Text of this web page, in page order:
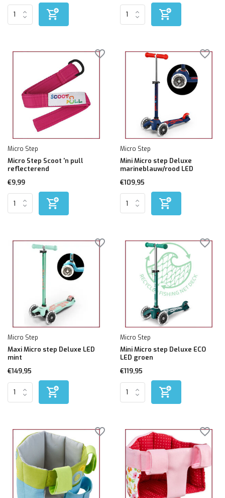
Micro Step
Micro Step Scoot 'n pull
reflecterend
€9,99
Micro Step
Mini Micro step Deluxe
marineblauw/rood LED
€109,95
Micro Step
Maxi Micro step Deluxe LED
mint
€149,95
Micro Step
Mini Micro step Deluxe ECO
LED groen
€119,95